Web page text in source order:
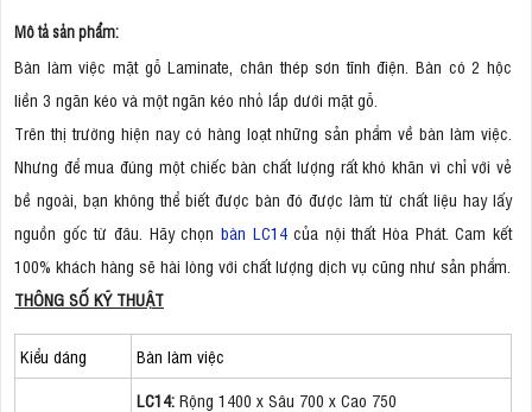
Mô tả sản phẩm:
Bàn làm việc mặt gỗ Laminate, chân thép sơn tĩnh điện. Bàn có 2 hộc
liền 3 ngăn kéo và một ngăn kéo nhỏ lắp dưới mặt gỗ.
Trên thị trường hiện nay có hàng loạt những sản phẩm về bàn làm việc.
Nhưng để mua đúng một chiếc bàn chất lượng rất khó khăn vì chỉ với vẻ
bề ngoài, bạn không thể biết được bàn đó được làm từ chất liệu hay lấy
nguồn gốc từ đâu. Hãy chọn bàn LC14của nội thất Hòa Phát. Cam kết
100% khách hàng sẽ hài lòng với chất lượng dịch vụ cũng như sản phẩm.
THÔNG SỐ KỸ THUẬT
Kiểu dáng Bàn làm việc
LC14: Rộng 1400 x Sâu 700 x Cao 750